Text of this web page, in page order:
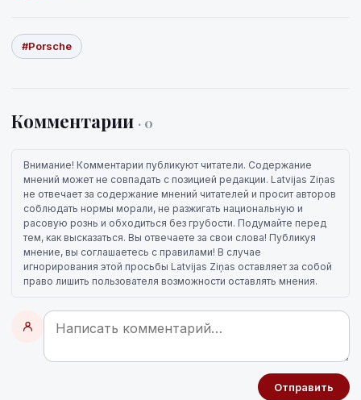
#Porsche
Комментарии · 0
Внимание! Комментарии публикуют читатели. Содержание
мнений может не совпадать с позицией редакции. Latvijas Ziņas
не отвечает за содержание мнений читателей и просит авторов
соблюдать нормы морали, не разжигать национальную и
расовую рознь и обходиться без грубости. Подумайте перед
тем, как высказаться. Вы отвечаете за свои слова! Публикуя
мнение, вы соглашаетесь с правилами! В случае
игнорирования этой просьбы Latvijas Ziņas оставляет за собой
право лишить пользователя возможности оставлять мнения.
Отправить